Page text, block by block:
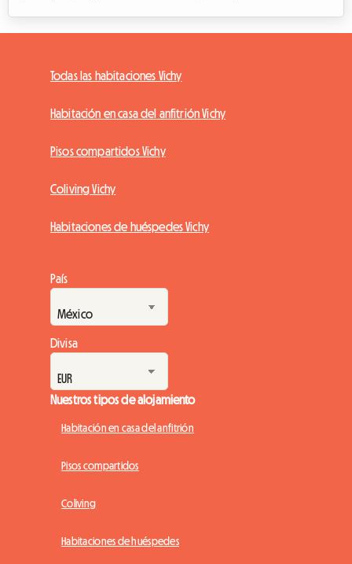
Todas las habitaciones Vichy
Habitación en casa del anfitrión Vichy
Pisos compartidos Vichy
Coliving Vichy
Habitaciones de huéspedes Vichy
País
Divisa
Nuestros tipos de alojamiento
Habitación en casa del anfitrión
Pisos compartidos
Coliving
Habitaciones de huéspedes